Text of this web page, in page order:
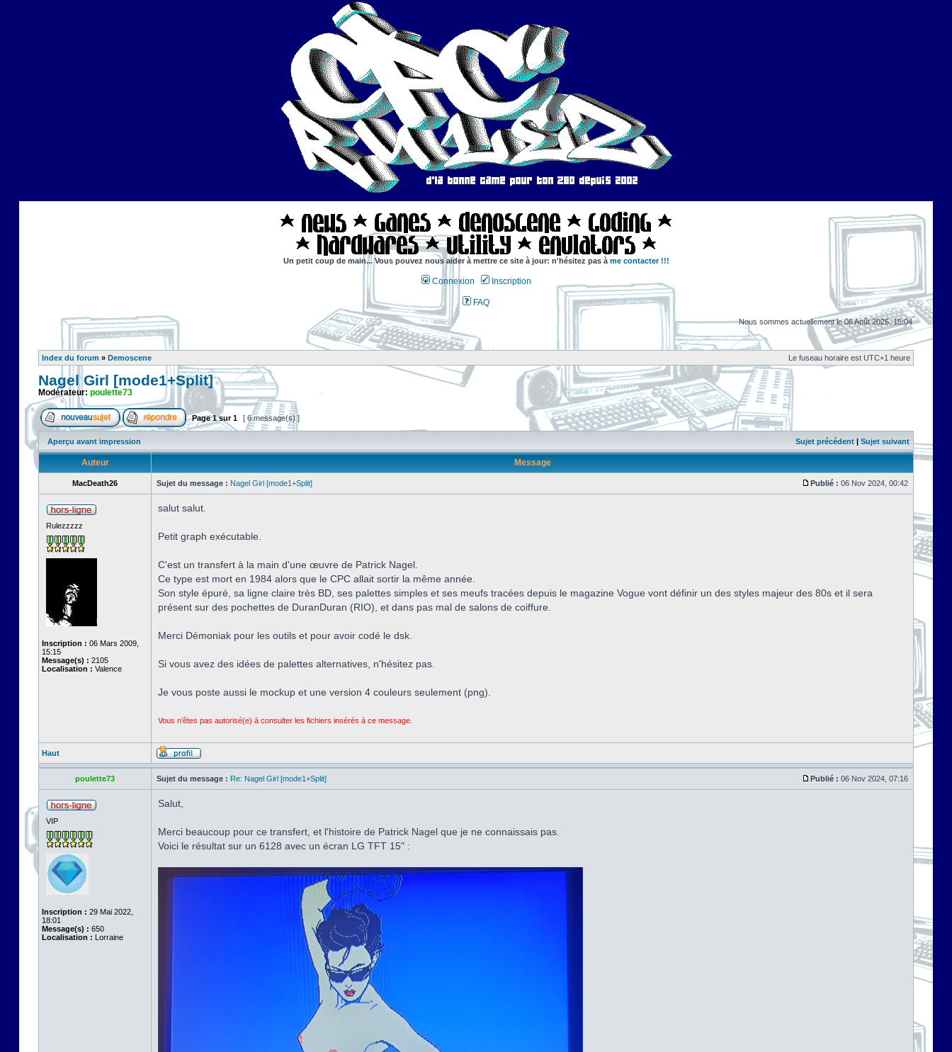
Un petit coup de main... Vous pouvez nous aider à mettre ce site à jour: n'hésitez pas à me contacter !!!
Connexion Inscription
FAQ
Nous sommes actuellement le 08 Août 2026, 15:04
Index du forum » Demoscene Le fuseau horaire est UTC+1 heure
Nagel Girl [mode1+Split]
Modérateur: poulette73
Page1sur1 [ 6 message(s) ]
Aperçu avant impression Sujet précédent | Sujet suivant
Auteur Message
MacDeath26 Sujet du message : Nagel Girl [mode1+Split] Publié : 06 Nov 2024, 00:42
Rulezzzzz
Inscription : 06 Mars 2009,
15:15
Message(s) : 2105
Localisation : Valence
salut salut.
Petit graph exécutable.
C'est un transfert à la main d'une œuvre de Patrick Nagel.
Ce type est mort en 1984 alors que le CPC allait sortir la même année.
Son style épuré, sa ligne claire très BD, ses palettes simples et ses meufs tracées depuis le magazine Vogue vont définir un des styles majeur des 80s et il sera
présent sur des pochettes de DuranDuran (RIO), et dans pas mal de salons de coiffure.
Merci Démoniak pour les outils et pour avoir codé le dsk.
Si vous avez des idées de palettes alternatives, n'hésitez pas.
Je vous poste aussi le mockup et une version 4 couleurs seulement (png).
Vous n’êtes pas autorisé(e) à consulter les fichiers insérés à ce message.
Haut
poulette73 Sujet du message : Re: Nagel Girl [mode1+Split] Publié : 06 Nov 2024, 07:16
VIP
Inscription : 29 Mai 2022,
18:01
Message(s) : 650
Localisation : Lorraine
Salut,
Merci beaucoup pour ce transfert, et l'histoire de Patrick Nagel que je ne connaissais pas.
Voici le résultat sur un 6128 avec un écran LG TFT 15" :